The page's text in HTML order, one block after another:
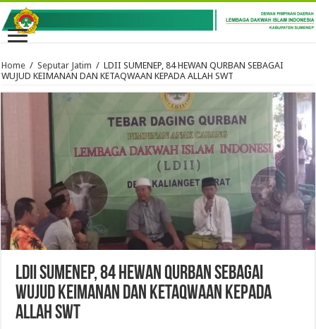
Home / Seputar Jatim / LDII SUMENEP, 84 HEWAN QURBAN SEBAGAI
WUJUD KEIMANAN DAN KETAQWAAN KEPADA ALLAH SWT
LDII SUMENEP, 84 HEWAN QURBAN SEBAGAI
WUJUD KEIMANAN DAN KETAQWAAN KEPADA
ALLAH SWT